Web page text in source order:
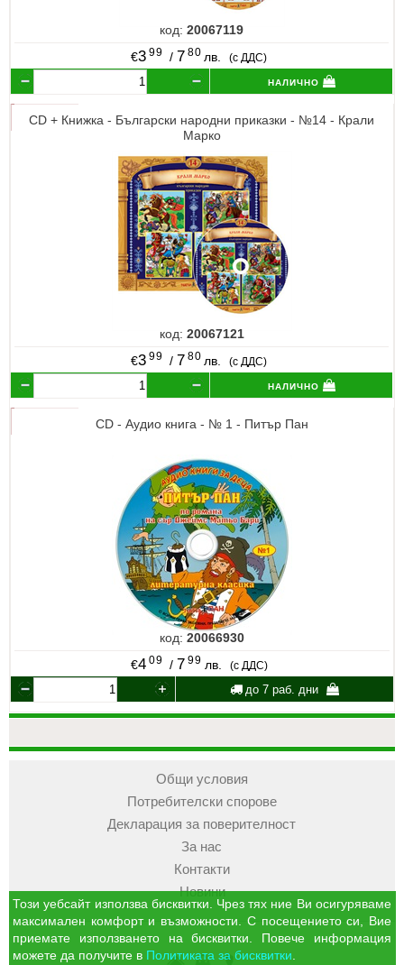
код: 20067119
€3 99 / 7 80 лв. (с ДДС)
налично
CD + Книжка - Български народни приказки - №14 - Крали
Марко
код: 20067121
€3 99 / 7 80 лв. (с ДДС)
налично
CD - Аудио книга - № 1 - Питър Пан
код: 20066930
€4 09 / 7 99 лв. (с ДДС)
до 7 раб. дни
Общи условия
Потребителски спорове
Декларация за поверителност
За нас
Контакти
Новини
Този уебсайт използва бисквитки. Чрез тях ние Ви осигуряваме
максимален комфорт и възможности. С посещението си, Вие
приемате използването на бисквитки. Повече информация
можете да получите в Политиката за бисквитки.